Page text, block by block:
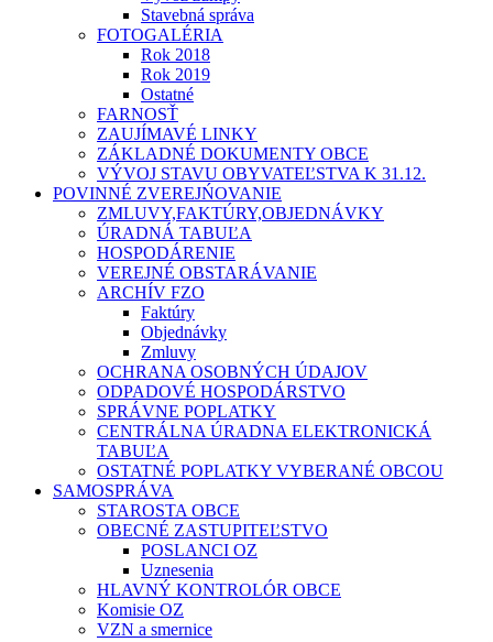
Stavebná správa
FOTOGALÉRIA
Rok 2018
Rok 2019
Ostatné
FARNOSŤ
ZAUJÍMAVÉ LINKY
ZÁKLADNÉ DOKUMENTY OBCE
VÝVOJ STAVU OBYVATEĽSTVA K 31.12.
POVINNÉ ZVEREJŃOVANIE
ZMLUVY,FAKTÚRY,OBJEDNÁVKY
ÚRADNÁ TABUĽA
HOSPODÁRENIE
VEREJNÉ OBSTARÁVANIE
ARCHÍV FZO
Faktúry
Objednávky
Zmluvy
OCHRANA OSOBNÝCH ÚDAJOV
ODPADOVÉ HOSPODÁRSTVO
SPRÁVNE POPLATKY
CENTRÁLNA ÚRADNA ELEKTRONICKÁ
TABUĽA
OSTATNÉ POPLATKY VYBERANÉ OBCOU
SAMOSPRÁVA
STAROSTA OBCE
OBECNÉ ZASTUPITEĽSTVO
POSLANCI OZ
Uznesenia
HLAVNÝ KONTROLÓR OBCE
Komisie OZ
VZN a smernice